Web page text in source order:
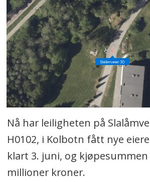
Nå har leiligheten på
H0102, i Kolbotn fått nye
klart 3. juni, og kjøpesummen
millioner kroner.